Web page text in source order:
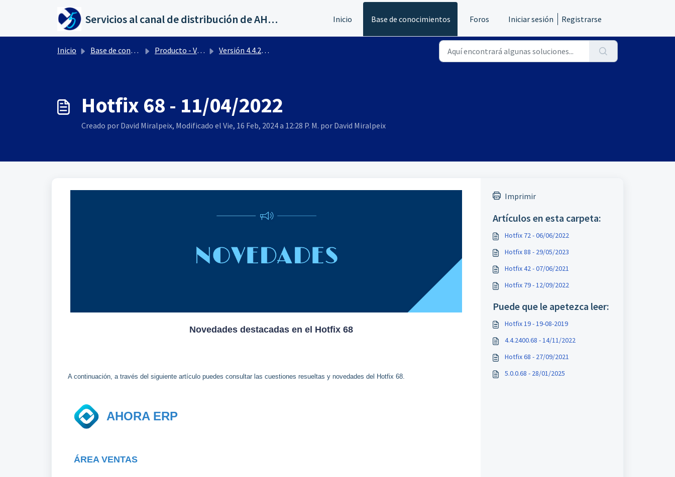
Servicios al canal de distribución de AHORA Inicio Base de conocimientos Foros Iniciar sesión Registrarse
Inicio Base de conocimientos Producto - Versiones Versión 4.4.2300
Hotfix 68 - 11/04/2022
Creado por David Miralpeix, Modificado el Vie, 16 Feb, 2024 a 12:28 P. M. por David Miralpeix
Novedades destacadas en el Hotfix 68
A continuación, a través del siguiente artículo puedes consultar las cuestiones resueltas y novedades del Hotfix 68.
AHORA ERP
ÁREA VENTAS
Imprimir
Artículos en esta carpeta:
Hotfix 72 - 06/06/2022
Hotfix 88 - 29/05/2023
Hotfix 42 - 07/06/2021
Hotfix 79 - 12/09/2022
Puede que le apetezca leer:
Hotfix 19 - 19-08-2019
4.4.2400.68 - 14/11/2022
Hotfix 68 - 27/09/2021
5.0.0.68 - 28/01/2025